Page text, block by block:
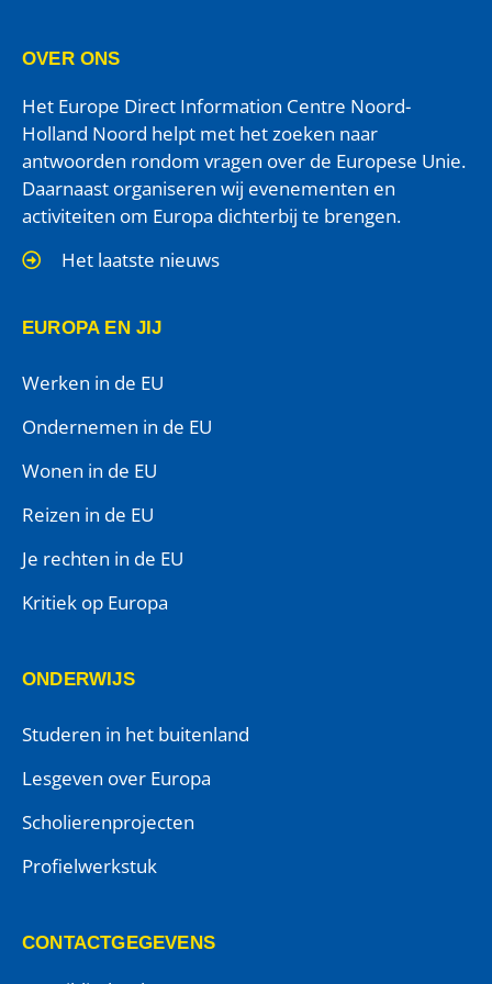
OVER ONS
Het Europe Direct Information Centre Noord-
Holland Noord helpt met het zoeken naar
antwoorden rondom vragen over de Europese Unie.
Daarnaast organiseren wij evenementen en
activiteiten om Europa dichterbij te brengen.
Het laatste nieuws
EUROPA EN JIJ
Werken in de EU
Ondernemen in de EU
Wonen in de EU
Reizen in de EU
Je rechten in de EU
Kritiek op Europa
ONDERWIJS
Studeren in het buitenland
Lesgeven over Europa
Scholierenprojecten
Profielwerkstuk
CONTACTGEGEVENS